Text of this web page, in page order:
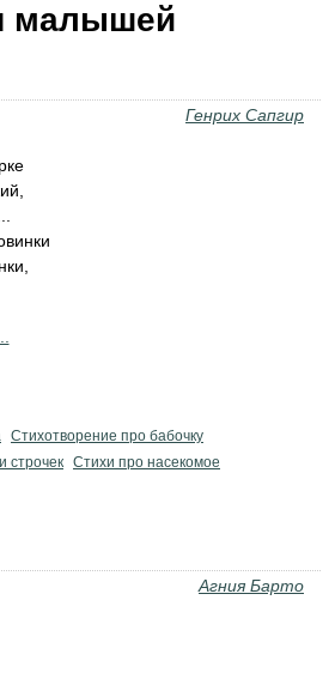
малышей
Генрих Сапгир
Стихотворение про бабочку
строчек Стихи про насекомое
Агния Барто